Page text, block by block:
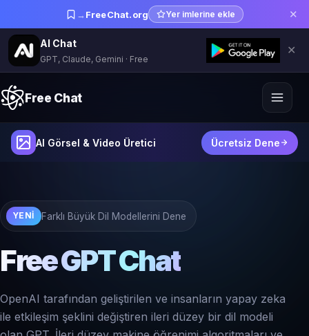
→ FreeChat.org Yer imlerine ekle ✕
AI Chat
GPT, Claude, Gemini · Free
✕
Free Chat
AI Görsel & Video Üretici Ücretsiz Dene
YENI Farklı Büyük Dil Modellerini Dene
Free GPT Chat
OpenAI tarafından geliştirilen ve insanların yapay zeka
ile etkileşim şeklini değiştiren ileri düzey bir dil modeli